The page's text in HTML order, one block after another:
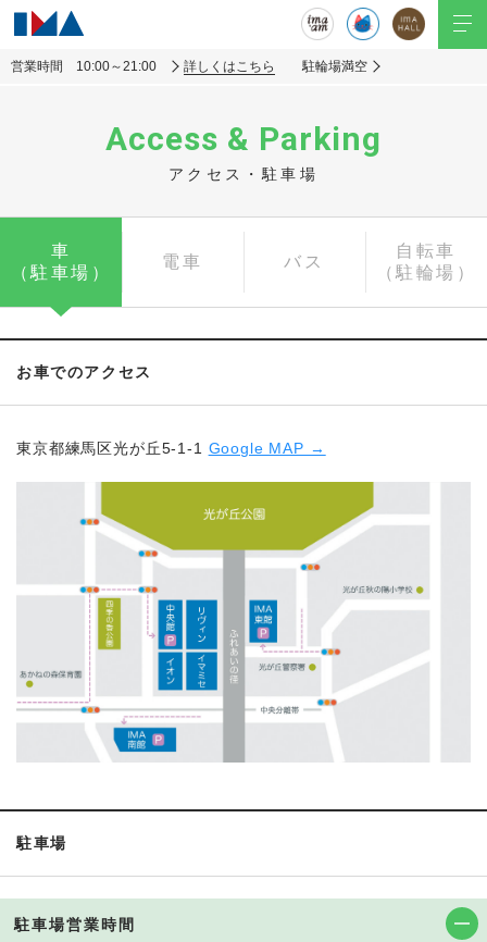
営業時間 10:00～21:00 詳しくはこちら 駐輪場満空
Access & Parking
アクセス・駐車場
車
（駐車場）
電車 バス
自転車
（駐輪場）
お車でのアクセス
東京都練馬区光が丘5-1-1 Google MAP →
駐車場
駐車場営業時間